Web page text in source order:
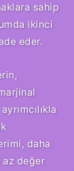
sahip
ikinci
eder.
daha
az değer